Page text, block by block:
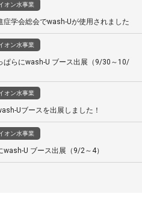
オン水事業
症学会総会でwash-Uが使用されました
オン水事業
ぱらにwash-U ブース出展（9/30～10/
オン水事業
Uブースを出展しました！
オン水事業
wash-U ブース出展（9/2～4）